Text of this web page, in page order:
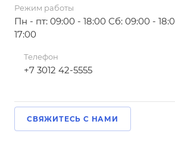
Режим работы
Пн - пт: 09:00 - 18:00 Сб: 09:00 -
17:00
Телефон
+7 3012 42-5555
СВЯЖИТЕСЬ С НАМИ